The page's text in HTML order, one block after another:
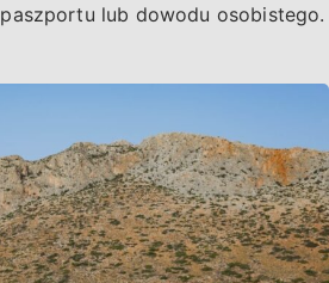
lub dowodu osobistego.